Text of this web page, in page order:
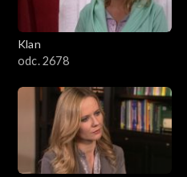
501–600
401–500
301–400
Klan
odc. 2678